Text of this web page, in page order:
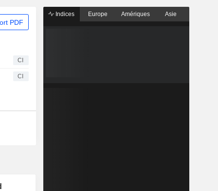
PDF
CI
CI
Indices Europe Amériques Asie